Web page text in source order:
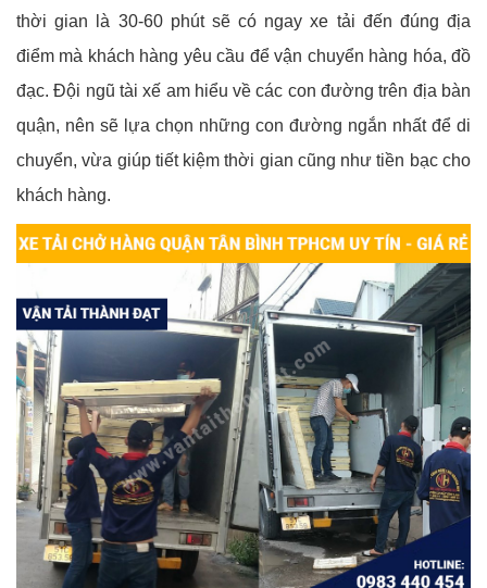
thời gian là 30-60 phút sẽ có ngay xe tải đến đúng địa
điểm mà khách hàng yêu cầu để vận chuyển hàng hóa, đồ
đạc. Đội ngũ tài xế am hiểu về các con đường trên địa bàn
quận, nên sẽ lựa chọn những con đường ngắn nhất để di
chuyển, vừa giúp tiết kiệm thời gian cũng như tiền bạc cho
khách hàng.